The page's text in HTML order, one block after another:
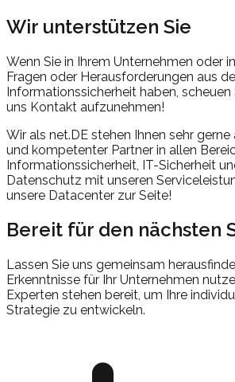
Wir unterstützen Sie
Wenn Sie in Ihrem Unternehmen oder
Fragen oder Herausforderungen aus
Informationssicherheit haben, scheuen
uns Kontakt aufzunehmen!
Wir als net.DE stehen Ihnen sehr
und kompetenter Partner in allen
Informationssicherheit, IT-Sicherheit
Datenschutz mit unseren
unsere Datacenter zur Seite!
Bereit für den nächsten
Lassen Sie uns gemeinsam
Erkenntnisse für Ihr Unternehmen
Experten stehen bereit, um Ihre
Strategie zu entwickeln.